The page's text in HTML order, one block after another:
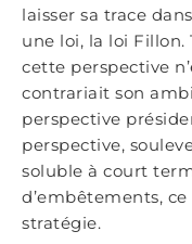
laisser sa trace
une loi, la loi
cette perspective
contrariait son
perspective
perspective,
soluble à court
d’embêtements,
stratégie.